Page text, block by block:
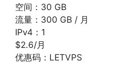
空间：30 GB
流量：300 GB / 月
IPv4：1
$2.6/月
优惠码：LETVPS